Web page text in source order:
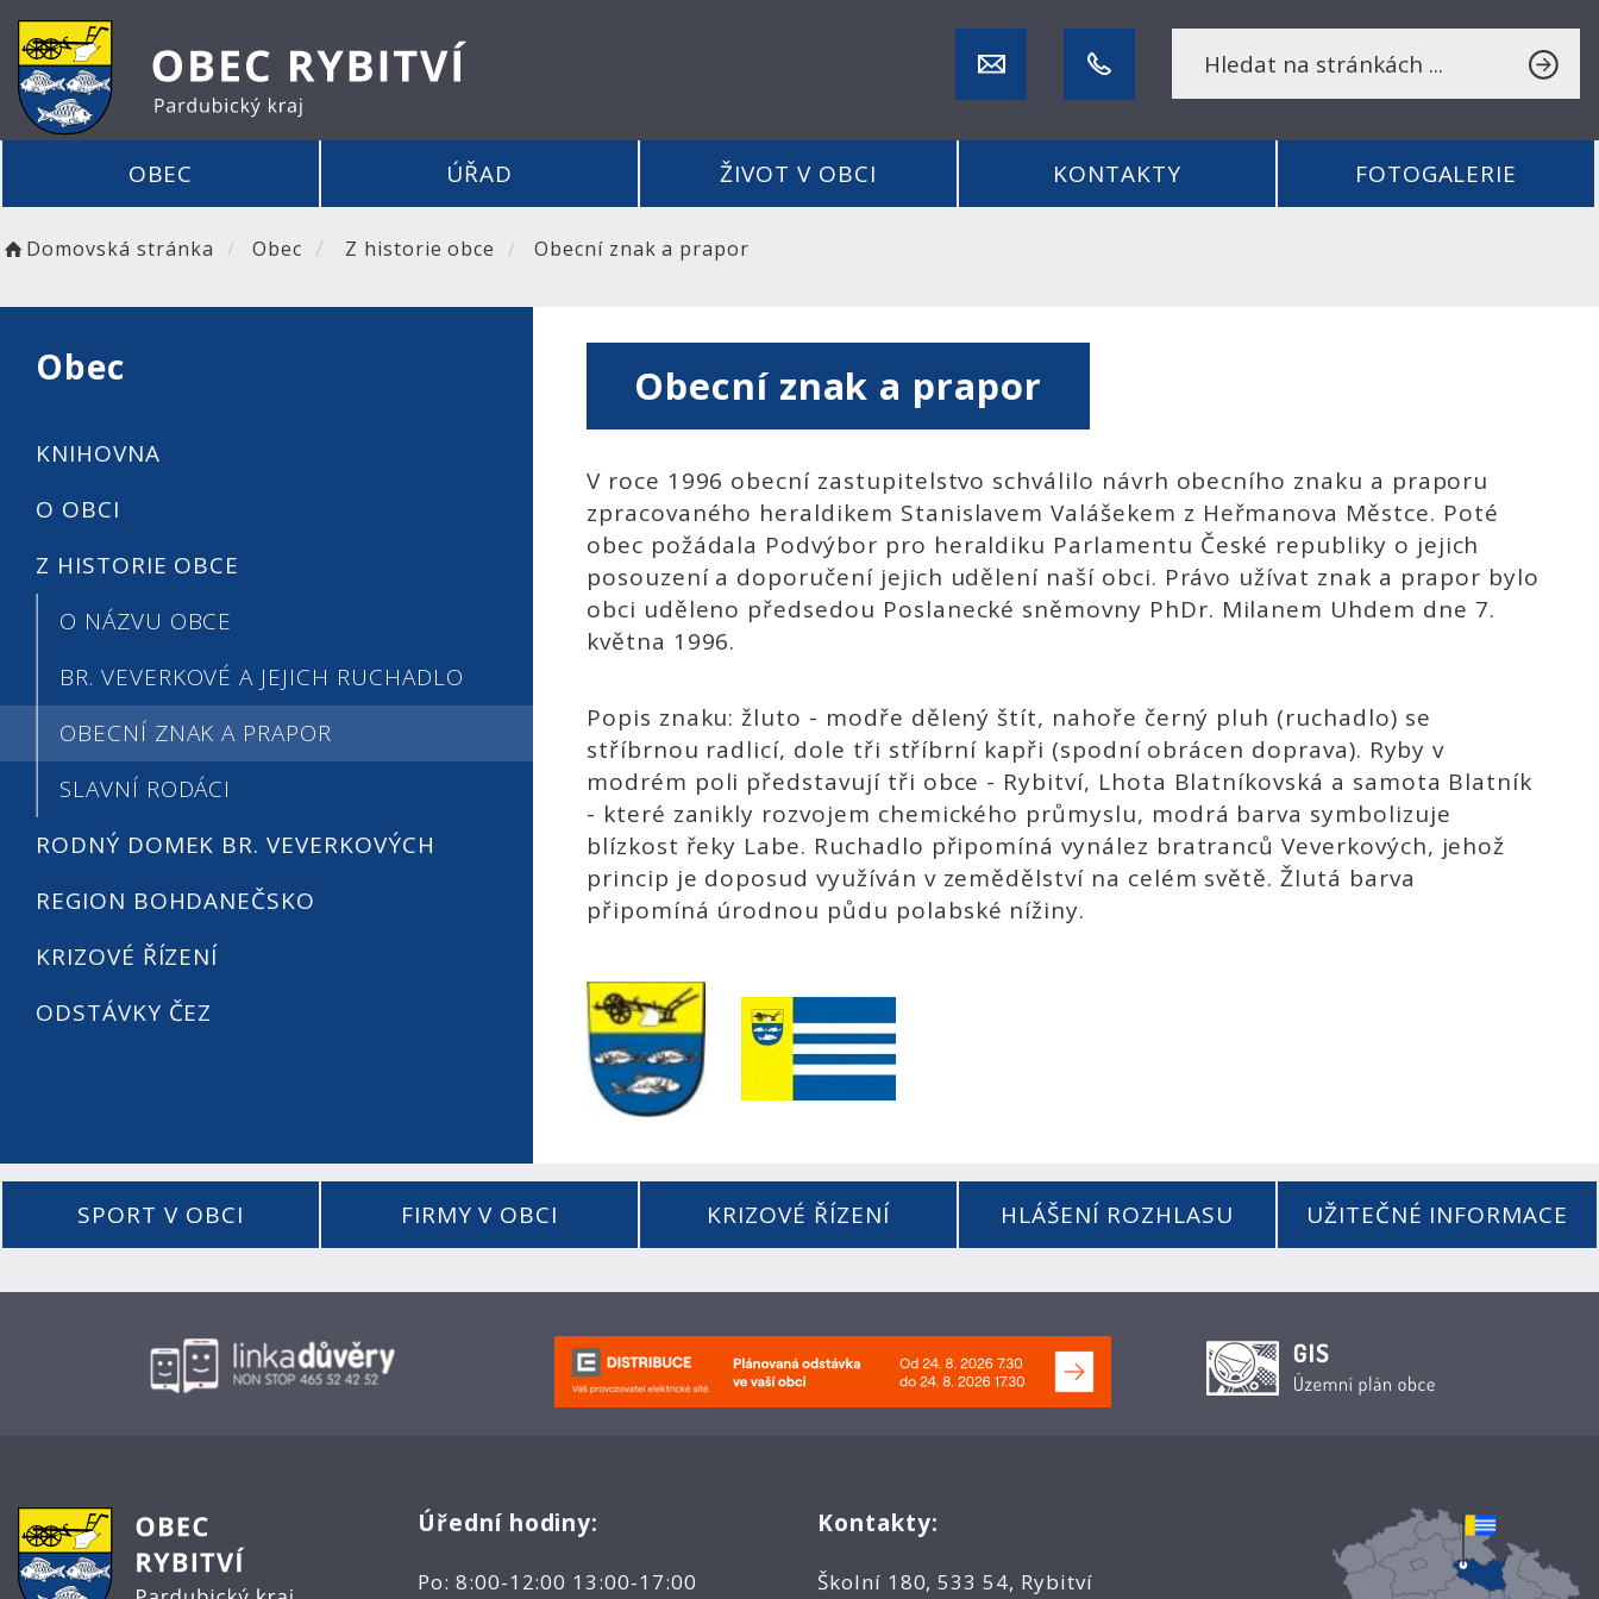
OBEC ÚŘAD ŽIVOT V OBCI KONTAKTY FOTOGALERIE
Domovská stránka Obec Z historie obce Obecní znak a prapor
Obec
KNIHOVNA
O OBCI
Z HISTORIE OBCE
O NÁZVU OBCE
BR. VEVERKOVÉ A JEJICH RUCHADLO
OBECNÍ ZNAK A PRAPOR
SLAVNÍ RODÁCI
RODNÝ DOMEK BR. VEVERKOVÝCH
REGION BOHDANEČSKO
KRIZOVÉ ŘÍZENÍ
ODSTÁVKY ČEZ
Obecní znak a prapor
V roce 1996 obecní zastupitelstvo schválilo návrh obecního znaku a praporu
zpracovaného heraldikem Stanislavem Valášekem z Heřmanova Městce. Poté
obec požádala Podvýbor pro heraldiku Parlamentu České republiky o jejich
posouzení a doporučení jejich udělení naší obci. Právo užívat znak a prapor bylo
obci uděleno předsedou Poslanecké sněmovny PhDr. Milanem Uhdem dne 7.
května 1996.
Popis znaku: žluto - modře dělený štít, nahoře černý pluh (ruchadlo) se
stříbrnou radlicí, dole tři stříbrní kapři (spodní obrácen doprava). Ryby v
modrém poli představují tři obce - Rybitví, Lhota Blatníkovská a samota Blatník
- které zanikly rozvojem chemického průmyslu, modrá barva symbolizuje
blízkost řeky Labe. Ruchadlo připomíná vynález bratranců Veverkových, jehož
princip je doposud využíván v zemědělství na celém světě. Žlutá barva
připomíná úrodnou půdu polabské nížiny.
SPORT V OBCI FIRMY V OBCI KRIZOVÉ ŘÍZENÍ HLÁŠENÍ ROZHLASU UŽITEČNÉ INFORMACE
Úřední hodiny:
Po: 8:00-12:00 13:00-17:00
Kontakty:
Školní 180, 533 54, Rybitví